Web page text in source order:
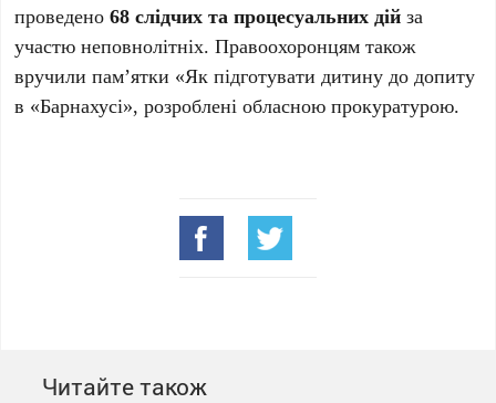
проведено68 слідчих та процесуальних дій за
участю неповнолітніх. Правоохоронцям також
вручили пам’ятки «Як підготувати дитину до допиту
в «Барнахусі», розроблені обласною прокуратурою.
Читайте також